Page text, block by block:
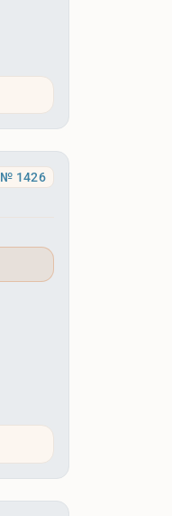
№ 1426